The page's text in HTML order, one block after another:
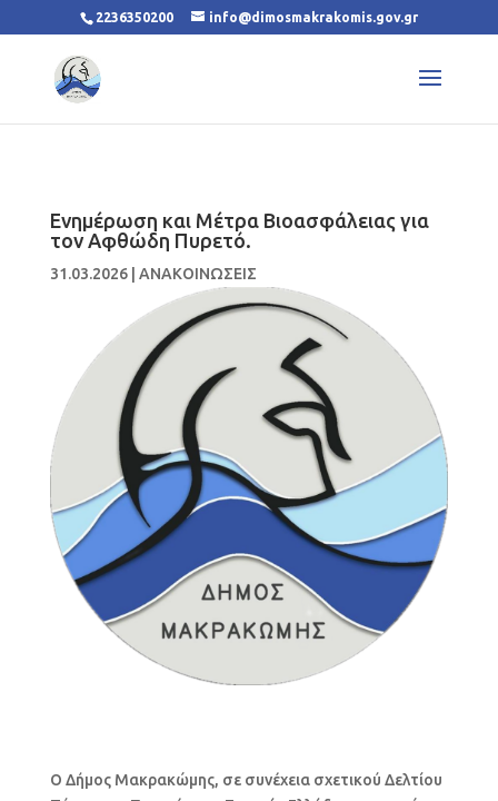
2236350200 info@dimosmakrakomis.gov.gr
Ενημέρωση και Μέτρα Βιοασφάλειας για
τον Αφθώδη Πυρετό.
31.03.2026| ΑΝΑΚΟΙΝΩΣΕΙΣ
Ο Δήμος Μακρακώμης, σε συνέχεια σχετικού Δελτίου